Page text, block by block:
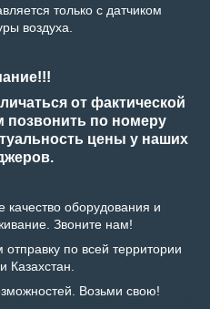
только с датчиком
воздуха.
от фактической
позвонить по номеру
цены у наших
оборудования и
Звоните нам!
по всей территории
Казахстан.
Возьми свою!